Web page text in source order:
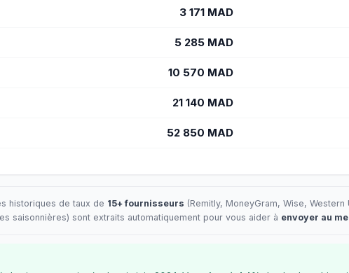
3 171 MAD
5 285 MAD
10 570 MAD
21 140 MAD
52 850 MAD
historiques de taux de 15+ fournisseurs (Remitly, MoneyGram, Wise, Western
saisonnières) sont extraits automatiquement pour vous aider à envoyer au